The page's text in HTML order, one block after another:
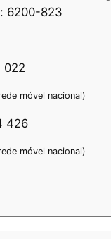
6200-823
022
móvel nacional)
426
móvel nacional)